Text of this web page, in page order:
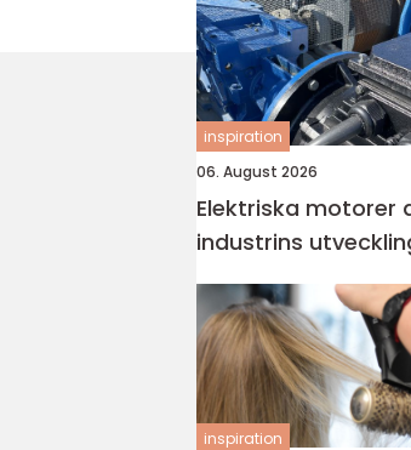
inspiration
06. August 2026
Elektriska motorer
industrins
inspiration